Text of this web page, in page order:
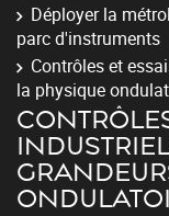
Déployer la
parc d'instruments
Contrôles et
la physique